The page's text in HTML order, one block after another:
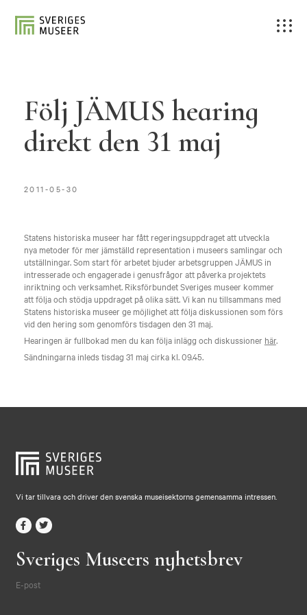
Följ JÄMUS hearing
direkt den 31 maj
2011-05-30
Statens historiska museer har fått regeringsuppdraget att utveckla
nya metoder för mer jämställd representation i museers samlingar och
utställningar. Som start för arbetet bjuder arbetsgruppen JÄMUS in
intresserade och engagerade i genusfrågor att påverka projektets
inriktning och verksamhet. Riksförbundet Sveriges museer kommer
att följa och stödja uppdraget på olika sätt. Vi kan nu tillsammans med
Statens historiska museer ge möjlighet att följa diskussionen som förs
vid den hering som genomförs tisdagen den 31 maj.
Hearingen är fullbokad men du kan följa inlägg och diskussioner här.
Sändningarna inleds tisdag 31 maj cirka kl. 09.45.
Vi tar tillvara och driver den svenska museisektorns gemensamma intressen.
Sveriges Museers nyhetsbrev
E-post